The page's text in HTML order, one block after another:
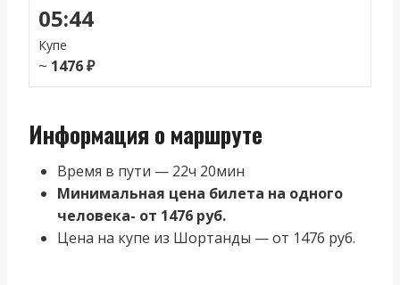
05:44
Купе
~ 1476 ₽
Информация о маршруте
Время в пути — 22ч 20мин
Минимальная цена билета на одного
человека- от 1476 руб.
Цена на купе из Шортанды — от 1476 руб.